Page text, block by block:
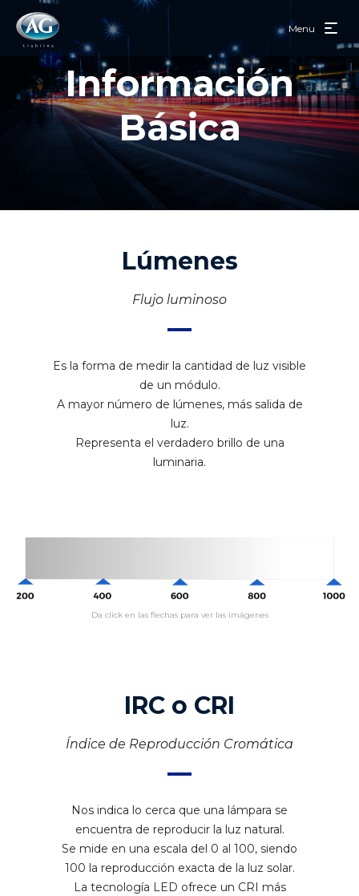
Menu
Información
Básica
Lúmenes
Flujo luminoso
Es la forma de medir la cantidad de luz visible
de un módulo.
A mayor número de lúmenes, más salida de
luz.
Representa el verdadero brillo de una
luminaria.
Da click en las flechas para ver las imágenes
IRC o CRI
Índice de Reproducción Cromática
Nos indica lo cerca que una lámpara se
encuentra de reproducir la luz natural.
Se mide en una escala del 0 al 100, siendo
100 la reproducción exacta de la luz solar.
La tecnología LED ofrece un CRI más